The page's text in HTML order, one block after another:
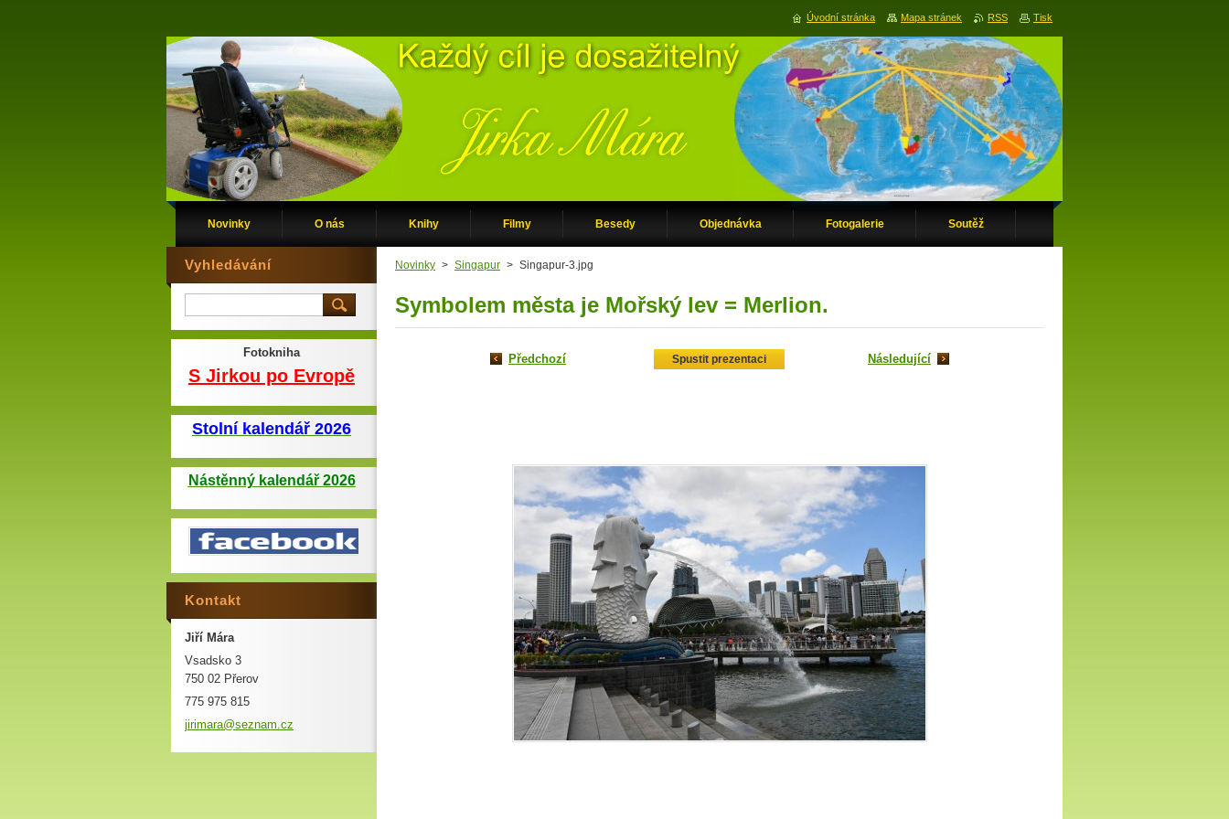
Novinky O nás Knihy Filmy Besedy Objednávka Fotogalerie Soutěž
Novinky > Singapur > Singapur-3.jpg
Symbolem města je Mořský lev = Merlion.
Předchozí Spustit prezentaci Následující
Vyhledávání
Fotokniha
S Jirkou po Evropě
Stolní kalendář 2026
Nástěnný kalendář 2026
Kontakt
Jiří Mára
Vsadsko 3
750 02 Přerov
775 975 815
jirimara@seznam.cz
Úvodní stránka Mapa stránek RSS Tisk